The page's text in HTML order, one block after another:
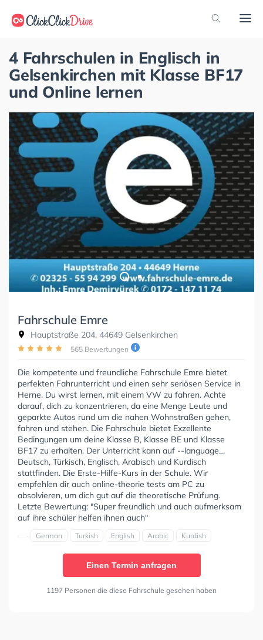
4 Fahrschulen in Englisch in
Gelsenkirchen mit Klasse BF17
und Online lernen
Fahrschule Emre
Hauptstraße 204, 44649 Gelsenkirchen
565 Bewertungen
Die kompetente und freundliche Fahrschule Emre bietet
perfekten Fahrunterricht und einen sehr seriösen Service in
Herne. Du wirst lernen, mit einem VW zu fahren. Achte
darauf, dich zu konzentrieren, da eine Menge Leute und
geparkte Autos rund um die nahen Wohnstraßen gehen,
fahren und stehen. Die Fahrschule bietet Exzellente
Bedingungen um deine Klasse B, Klasse BE und Klasse
BF17 zu erhalten. Der Unterricht kann auf --language_,
Deutsch, Türkisch, Englisch, Arabisch und Kurdisch
stattfinden. Die Erste-Hilfe-Kurs in der Schule. Wir
empfehlen dir auch online-theorie tests am PC zu
absolvieren, um dich gut auf die theoretische Prüfung.
Letzte Bewertung: "Super freundlich und auch aufmerksam
auf ihre schüler helfen ihnen auch"
German Turkish English Arabic Kurdish
Einen Termin anfragen
1197 Personen die diese Fahrschule gesehen haben